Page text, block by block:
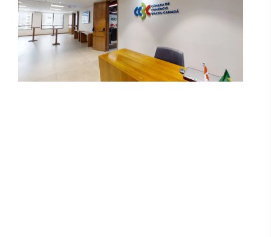
Cyrela Legacy Campo Belo